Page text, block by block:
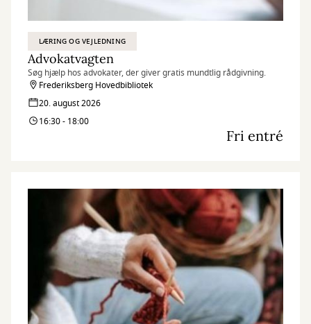
LÆRING OG VEJLEDNING
Advokatvagten
Søg hjælp hos advokater, der giver gratis mundtlig rådgivning.
Frederiksberg Hovedbibliotek
20. august 2026
16:30 - 18:00
Fri entré